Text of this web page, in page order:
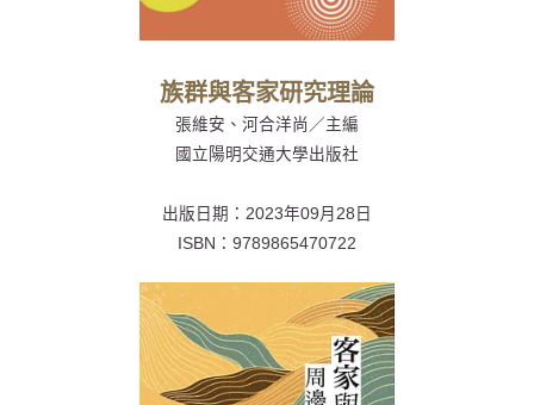
族群與客家研究理論
張維安、河合洋尚／主編
國立陽明交通大學出版社
出版日期：2023年09月28日
ISBN：9789865470722